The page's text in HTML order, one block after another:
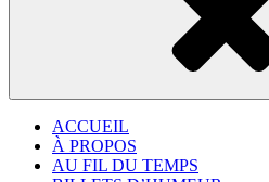
ACCUEIL
À PROPOS
AU FIL DU TEMPS